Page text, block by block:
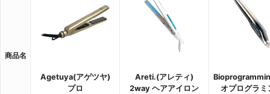
商品名
Agetuya(アゲツヤ)
プロ
Areti.(アレティ)
2way ヘアアイロン
オプログラミ